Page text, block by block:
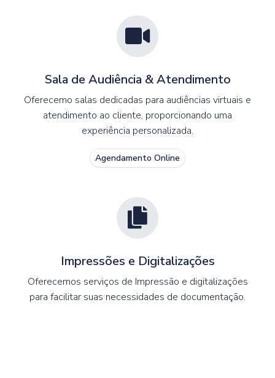
Sala de Audiência & Atendimento
Oferecemo salas dedicadas para audiências virtuais e
atendimento ao cliente, proporcionando uma
experiência personalizada.
Agendamento Online
Impressões e Digitalizações
Oferecemos serviços de Impressão e digitalizações
para facilitar suas necessidades de documentação.